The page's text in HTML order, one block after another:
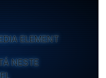
ELEMENT
NESTE